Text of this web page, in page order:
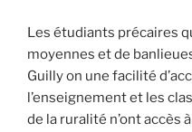
Les étudiants précaires
moyennes et de
Guilly on une facilité
l’enseignement et les
de la ruralité n’ont accès